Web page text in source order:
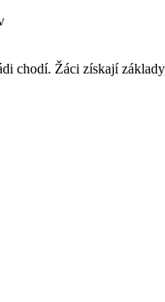
chodí. Žáci získají